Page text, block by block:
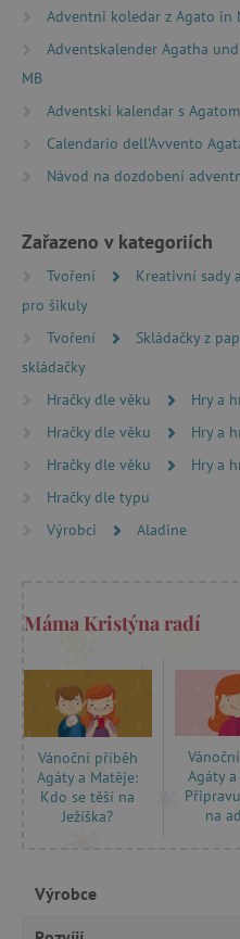
Adventni koledar z Agato in
Adventskalender Agatha
MB
Adventski kalendar s
Calendario dell'Avvento
Návod na dozdobení
Zařazeno v kategoriích
Tvoření Kreativní sady
pro šikuly
Tvoření
Skládačky z
skládačky
Hračky dle věku
Hry a
Hračky dle věku
Hry a
Hračky dle věku
Hry a
Hračky dle typu
Výrobci
Aladine
Máma Kristýna radí
Vánoční příběh
Agáty a Matěje:
Kdo se těší na
Ježíška?
Agáty
na
Výrobce
Název
__cf_bm
cjConsent
CookieScriptConsent